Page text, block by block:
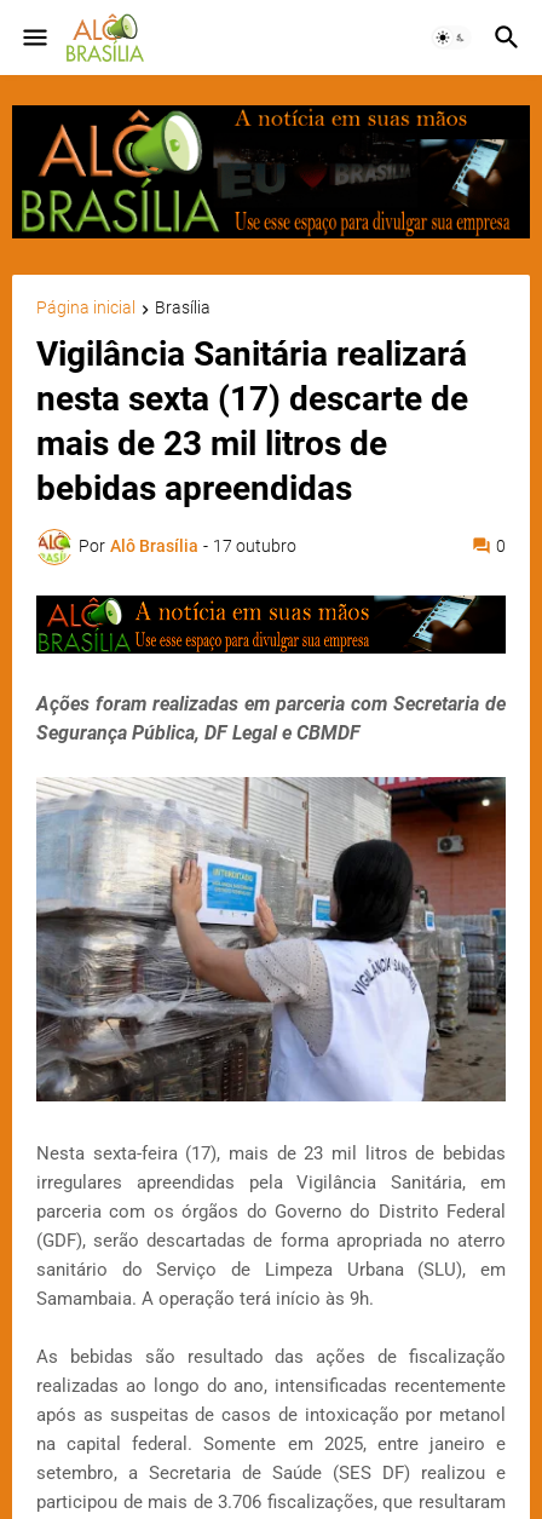
Página inicial Brasília
Vigilância Sanitária realizará
nesta sexta (17) descarte de
mais de 23 mil litros de
bebidas apreendidas
Por Alô Brasília - 17 outubro 0
Ações foram realizadas em parceria com Secretaria de
Segurança Pública, DF Legal e CBMDF
Nesta sexta-feira (17), mais de 23 mil litros de bebidas
irregulares apreendidas pela Vigilância Sanitária, em
parceria com os órgãos do Governo do Distrito Federal
(GDF), serão descartadas de forma apropriada no aterro
sanitário do Serviço de Limpeza Urbana (SLU), em
Samambaia. A operação terá início às 9h.
As bebidas são resultado das ações de fiscalização
realizadas ao longo do ano, intensificadas recentemente
após as suspeitas de casos de intoxicação por metanol
na capital federal. Somente em 2025, entre janeiro e
setembro, a Secretaria de Saúde (SES DF) realizou e
participou de mais de 3.706 fiscalizações, que resultaram